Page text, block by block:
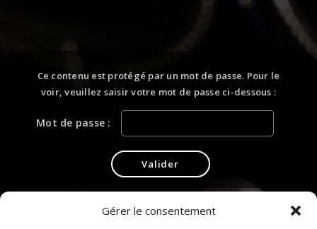
Gérer le consentement
Ce contenu est protégé par un mot de passe. Pour le
voir, veuillez saisir votre mot de passe ci-dessous :
Mot de passe :